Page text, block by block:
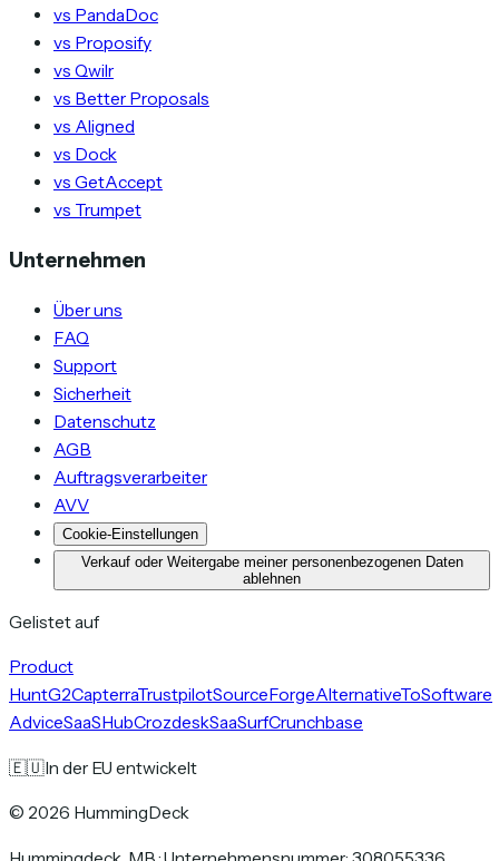
vs PandaDoc
vs Proposify
vs Qwilr
vs Better Proposals
vs Aligned
vs Dock
vs GetAccept
vs Trumpet
Unternehmen
Über uns
FAQ
Support
Sicherheit
Datenschutz
AGB
Auftragsverarbeiter
AVV
Cookie-Einstellungen
Verkauf oder Weitergabe meiner personenbezogenen Daten
ablehnen
Gelistet auf
Product
HuntG2CapterraTrustpilotSourceForgeAlternativeToSoftware
AdviceSaaSHubCrozdeskSaaSurfCrunchbase
🇪🇺In der EU entwickelt
© 2026 HummingDeck